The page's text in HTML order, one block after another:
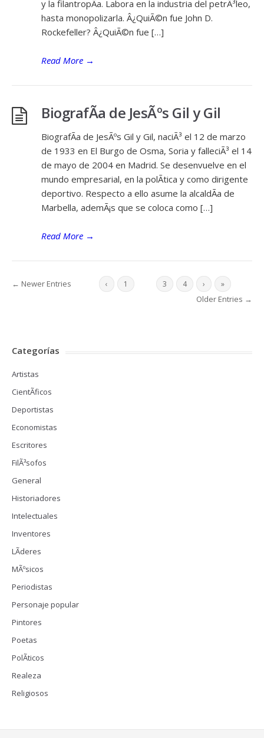
y la filantropÃ­a. Labora en la industria del petrÃ³leo,
hasta monopolizarla. Â¿QuiÃ©n fue John D.
Rockefeller? Â¿QuiÃ©n fue […]
Read More →
BiografÃ­a de JesÃºs Gil y Gil
BiografÃ­a de JesÃºs Gil y Gil, naciÃ³ el 12 de marzo
de 1933 en El Burgo de Osma, Soria y falleciÃ³ el 14
de mayo de 2004 en Madrid. Se desenvuelve en el
mundo empresarial, en la polÃ­tica y como dirigente
deportivo. Respecto a ello asume la alcaldÃ­a de
Marbella, ademÃ¡s que se coloca como […]
Read More →
← Newer Entries ‹ 1 3 4 › »
Older Entries →
Categorías
Artistas
CientÃ­ficos
Deportistas
Economistas
Escritores
FilÃ³sofos
General
Historiadores
Intelectuales
Inventores
LÃ­deres
MÃºsicos
Periodistas
Personaje popular
Pintores
Poetas
PolÃ­ticos
Realeza
Religiosos